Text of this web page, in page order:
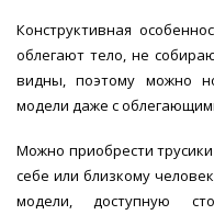
Конструктивная
облегают тело, не
видны, поэтому можно
модели даже с
Можно приобрести
себе или близкому
модели, доступную